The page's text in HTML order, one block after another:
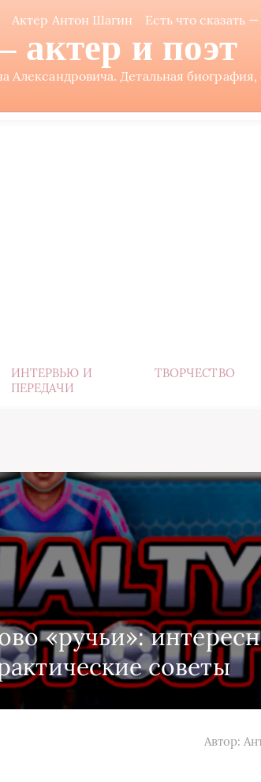
Актер Антон Шагин Есть что сказать
и поэт
Детальная
ИНТЕРВЬЮ И
ПЕРЕДАЧИ
ТВОРЧЕСТВО
«ручьи»:
советы
Автор: